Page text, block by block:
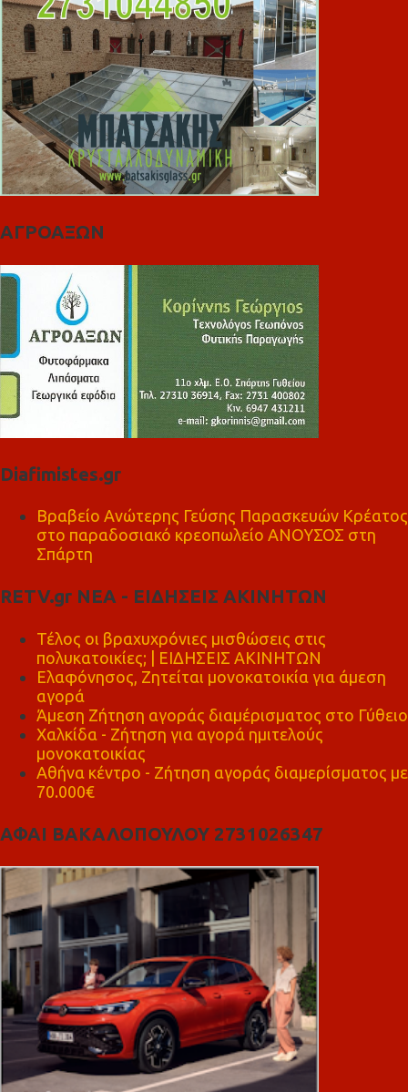
ΑΓΡΟΑΞΩΝ
Diafimistes.gr
Βραβείο Ανώτερης Γεύσης Παρασκευών Κρέατος
στο παραδοσιακό κρεοπωλείο ΑΝΟΥΣΟΣ στη
Σπάρτη
RETV.gr ΝΕΑ - ΕΙΔΗΣΕΙΣ ΑΚΙΝΗΤΩΝ
Τέλος οι βραχυχρόνιες μισθώσεις στις
πολυκατοικίες; | ΕΙΔΗΣΕΙΣ ΑΚΙΝΗΤΩΝ
Ελαφόνησος, Ζητείται μονοκατοικία για άμεση
αγορά
Άμεση Ζήτηση αγοράς διαμέρισματος στο Γύθειο
Χαλκίδα - Ζήτηση για αγορά ημιτελούς
μονοκατοικίας
Αθήνα κέντρο - Ζήτηση αγοράς διαμερίσματος με
70.000€
ΑΦΑΙ ΒΑΚΑΛΟΠΟΥΛΟΥ 2731026347